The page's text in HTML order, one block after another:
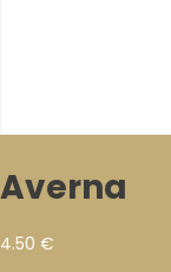
Averna
4.50 €